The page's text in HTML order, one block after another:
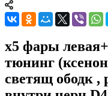
x5 фары
тюнинг
светящ ободк ,